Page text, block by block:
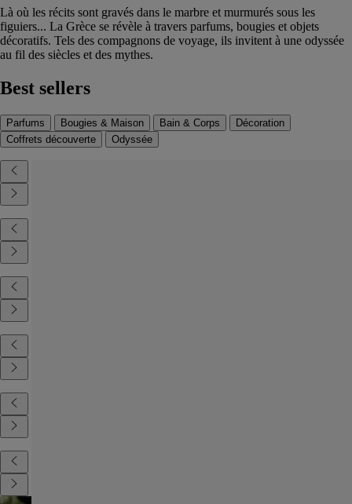
Là où les récits sont gravés dans le marbre et murmurés sous les
figuiers... La Grèce se révèle à travers parfums, bougies et objets
décoratifs. Tels des compagnons de voyage, ils invitent à une odyssée
au fil des siècles et des mythes.
Best sellers
Parfums Bougies & Maison Bain & Corps
Décoration
Coffrets découverte
Odyssée